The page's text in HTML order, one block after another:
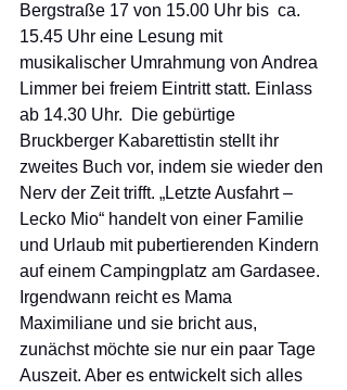
Bergstraße 17 von 15.00 Uhr bis  ca.
15.45 Uhr eine Lesung mit
musikalischer Umrahmung von Andrea
Limmer bei freiem Eintritt statt. Einlass
ab 14.30 Uhr.  Die gebürtige
Bruckberger Kabarettistin stellt ihr
zweites Buch vor, indem sie wieder den
Nerv der Zeit trifft. „Letzte Ausfahrt –
Lecko Mio“ handelt von einer Familie
und Urlaub mit pubertierenden Kindern
auf einem Campingplatz am Gardasee.
Irgendwann reicht es Mama
Maximiliane und sie bricht aus,
zunächst möchte sie nur ein paar Tage
Auszeit. Aber es entwickelt sich alles